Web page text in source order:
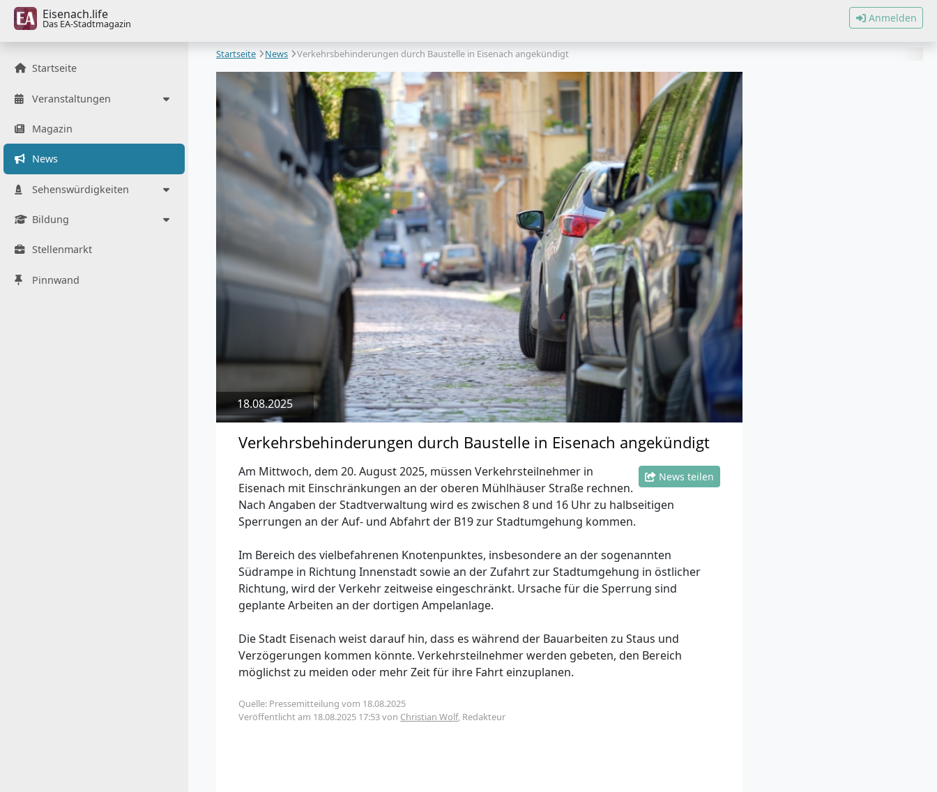
Eisenach.life
Das EA-Stadtmagazin Anmelden
Startseite
Veranstaltungen
Magazin
News
Sehenswürdigkeiten
Bildung
Stellenmarkt
Pinnwand
Startseite News Verkehrsbehinderungen durch Baustelle in Eisenach angekündigt
18.08.2025
Verkehrsbehinderungen durch Baustelle in Eisenach angekündigt
News teilen
Am Mittwoch, dem 20. August 2025, müssen Verkehrsteilnehmer in
Eisenach mit Einschränkungen an der oberen Mühlhäuser Straße rechnen.
Nach Angaben der Stadtverwaltung wird es zwischen 8 und 16 Uhr zu halbseitigen
Sperrungen an der Auf- und Abfahrt der B19 zur Stadtumgehung kommen.
Im Bereich des vielbefahrenen Knotenpunktes, insbesondere an der sogenannten
Südrampe in Richtung Innenstadt sowie an der Zufahrt zur Stadtumgehung in östlicher
Richtung, wird der Verkehr zeitweise eingeschränkt. Ursache für die Sperrung sind
geplante Arbeiten an der dortigen Ampelanlage.
Die Stadt Eisenach weist darauf hin, dass es während der Bauarbeiten zu Staus und
Verzögerungen kommen könnte. Verkehrsteilnehmer werden gebeten, den Bereich
möglichst zu meiden oder mehr Zeit für ihre Fahrt einzuplanen.
Quelle: Pressemitteilung vom 18.08.2025
Veröffentlicht am 18.08.2025 17:53von Christian Wolf, Redakteur